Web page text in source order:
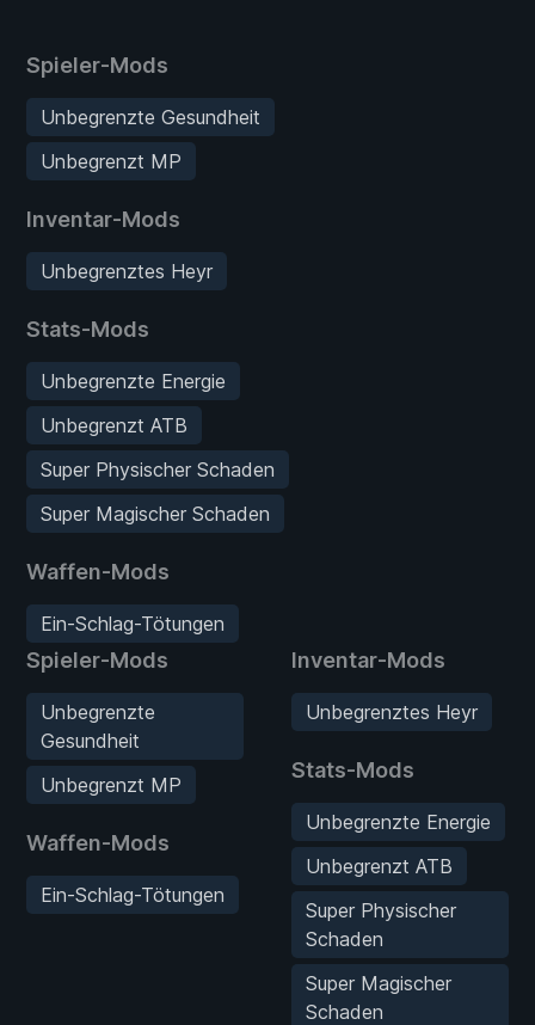
Spieler-Mods
Unbegrenzte Gesundheit
Unbegrenzt MP
Inventar-Mods
Unbegrenztes Heyr
Stats-Mods
Unbegrenzte Energie
Unbegrenzt ATB
Super Physischer Schaden
Super Magischer Schaden
Waffen-Mods
Ein-Schlag-Tötungen
Spieler-Mods
Unbegrenzte
Gesundheit
Unbegrenzt MP
Waffen-Mods
Ein-Schlag-Tötungen
Inventar-Mods
Unbegrenztes Heyr
Stats-Mods
Unbegrenzte Energie
Unbegrenzt ATB
Super Physischer
Schaden
Super Magischer
Schaden